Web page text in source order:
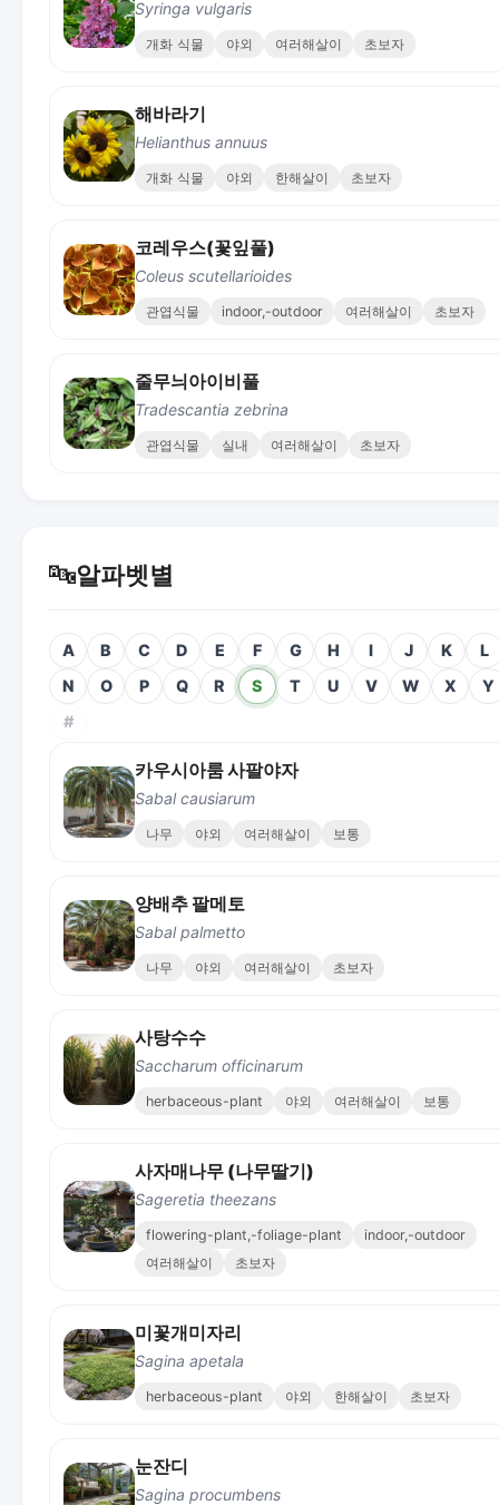
Syringa vulgaris
개화 식물 야외 여러해살이 초보자
해바라기
Helianthus annuus
개화 식물 야외 한해살이 초보자
코레우스(꽃잎풀)
Coleus scutellarioides
관엽식물 indoor,-outdoor 여러해살이 초보자
줄무늬아이비풀
Tradescantia zebrina
관엽식물 실내 여러해살이 초보자
🔤알파벳별
A B C D E F G H I J K
L
N
O P Q R S T U V W X
Y
#
카우시아룸 사팔야자
Sabal causiarum
나무 야외 여러해살이 보통
양배추 팔메토
Sabal palmetto
나무 야외 여러해살이 초보자
사탕수수
Saccharum officinarum
herbaceous-plant 야외 여러해살이 보통
사자매나무 (나무딸기)
Sageretia theezans
flowering-plant,-foliage-plant
indoor,-outdoor
여러해살이
초보자
미꽃개미자리
Sagina apetala
herbaceous-plant 야외 한해살이 초보자
눈잔디
Sagina procumbens